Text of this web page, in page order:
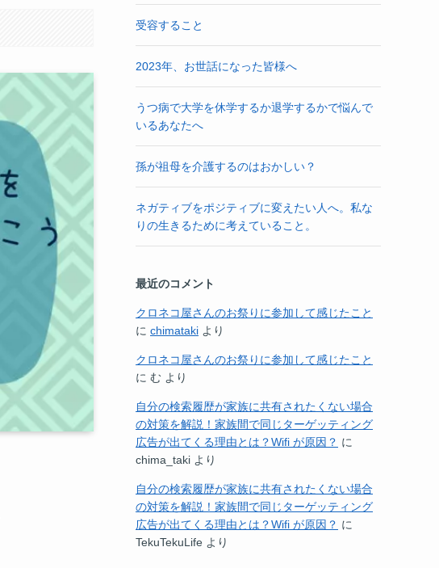
受容すること
2023年、お世話になった皆様へ
うつ病で大学を休学するか退学するかで悩んで
いるあなたへ
孫が祖母を介護するのはおかしい？
ネガティブをポジティブに変えたい人へ。私な
りの生きるために考えていること。
最近のコメント
クロネコ屋さんのお祭りに参加して感じたこと
に chimataki より
クロネコ屋さんのお祭りに参加して感じたこと
に む より
自分の検索履歴が家族に共有されたくない場合
の対策を解説！家族間で同じターゲッティング
広告が出てくる理由とは？Wifi が原因？ に
chima_taki より
自分の検索履歴が家族に共有されたくない場合
の対策を解説！家族間で同じターゲッティング
広告が出てくる理由とは？Wifi が原因？ に
TekuTekuLife より